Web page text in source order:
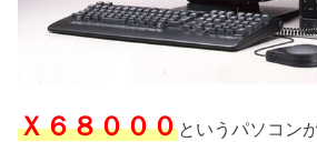
Ｘ６８０００というパソコン